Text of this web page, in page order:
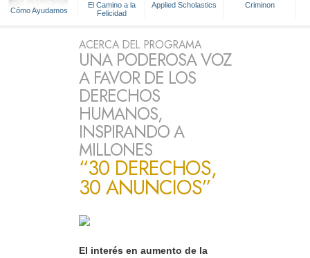
Cómo Ayudamos
El Camino a la
Felicidad
Applied Scholastics Criminon
ACERCA DEL PROGRAMA
UNA PODEROSA VOZ
A FAVOR DE LOS
DERECHOS
HUMANOS,
INSPIRANDO A
MILLONES
“30 DERECHOS,
30 ANUNCIOS”
El interés en aumento de la